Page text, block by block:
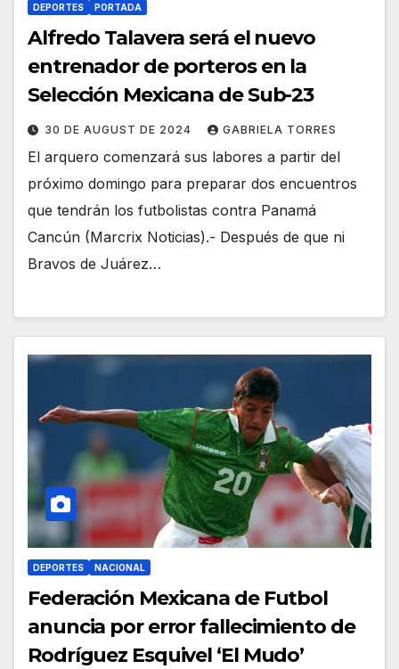
DEPORTES PORTADA
Alfredo Talavera será el nuevo
entrenador de porteros en la
Selección Mexicana de Sub-23
30 DE AUGUST DE 2024 GABRIELA TORRES
El arquero comenzará sus labores a partir del
próximo domingo para preparar dos encuentros
que tendrán los futbolistas contra Panamá
Cancún (Marcrix Noticias).- Después de que ni
Bravos de Juárez…
DEPORTES NACIONAL
Federación Mexicana de Futbol
anuncia por error fallecimiento de
Rodríguez Esquivel ‘El Mudo’